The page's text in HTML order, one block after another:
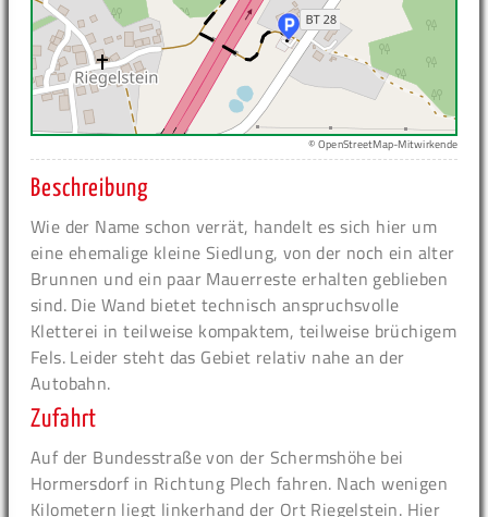
© OpenStreetMap-Mitwirkende
Beschreibung
Wie der Name schon verrät, handelt es sich hier um
eine ehemalige kleine Siedlung, von der noch ein alter
Brunnen und ein paar Mauerreste erhalten geblieben
sind. Die Wand bietet technisch anspruchsvolle
Kletterei in teilweise kompaktem, teilweise brüchigem
Fels. Leider steht das Gebiet relativ nahe an der
Autobahn.
Zufahrt
Auf der Bundesstraße von der Schermshöhe bei
Hormersdorf in Richtung Plech fahren. Nach wenigen
Kilometern liegt linkerhand der Ort Riegelstein. Hier